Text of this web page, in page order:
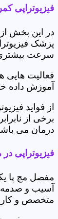
فیزیوتراپی
در این بخش
پزشک
سرعت بیشتری
فعالیت هایی
آموزش داده
از فواید
برخی از
درمان می
فیزیوتراپی
مفصل مچ پا
آسیب و صدمه
متخصص و